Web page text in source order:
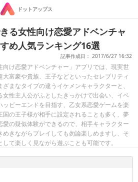
ドットアップス
る女性向け恋愛アドベンチャ
め人気ランキング16選
記事作成日： 2017/6/27 16:32
向け恋愛アドベンチャー」アプリでは、現実世
富豪や貴族、王子などといったセレブリティ
まなタイプの違うイケメンキャラクターと、
女性主人公がふとしたきっかけで出会い、イベ
ッピーエンドを目指す、乙女系恋愛ゲームを楽
国の王子様が相手に設定されることも多く、夢
の疑似体験ができるので、相手キャラクター
きながらプレイしても勿論楽しめますし、そ
て楽しく見ながら遊ぶことも可能です。